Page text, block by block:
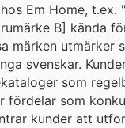
Em Home,
B] kända
märken
svenskar.
som
fördelar som
kunder att